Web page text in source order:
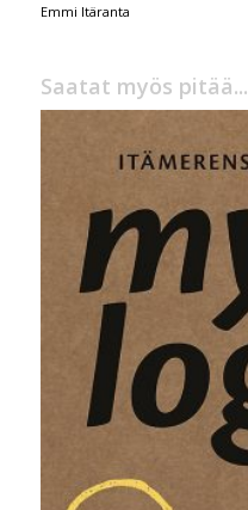
Emmi Itäranta
Saatat myös pitää...